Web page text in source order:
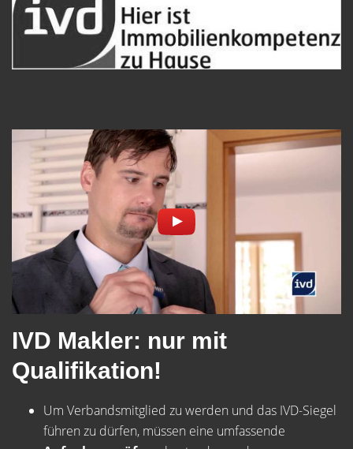
IVD Makler: nur mit
Qualifikation!
Um Verbandsmitglied zu werden und das IVD-Siegel
führen zu dürfen, müssen eine umfassende